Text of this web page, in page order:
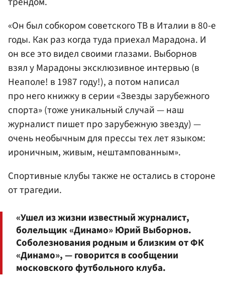
«Он был собкором советского ТВ в Италии в 80-е
годы. Как раз когда туда приехал Марадона. И
он все это видел своими глазами. Выборнов
взял у Марадоны эксклюзивное интервью (в
Неаполе! в 1987 году!), а потом написал
про него книжку в серии «Звезды зарубежного
спорта» (тоже уникальный случай — наш
журналист пишет про зарубежную звезду) —
очень необычным для прессы тех лет языком:
ироничным, живым, нештампованным».
Спортивные клубы также не остались в стороне
от трагедии.
«Ушел из жизни известный журналист,
болельщик «Динамо» Юрий Выборнов.
Соболезнования родным и близким от ФК
«Динамо», — говорится в сообщении
московского футбольного клуба.